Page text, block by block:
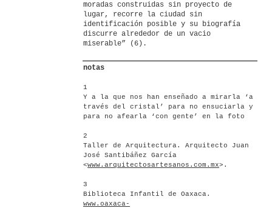
moradas construidas sin proyecto de
lugar, recorre la ciudad sin
identificación posible y su biografía
discurre alrededor de un vacio
miserable” (6).
notas
1
Y a la que nos han enseñado a mirarla ‘a
través del cristal’ para no ensuciarla y
para no afearla ‘con gente’ en la foto
2
Taller de Arquitectura. Arquitecto Juan
José Santibáñez García
<www.arquitectosartesanos.com.mx>.
3
Biblioteca Infantil de Oaxaca.
www.oaxaca-